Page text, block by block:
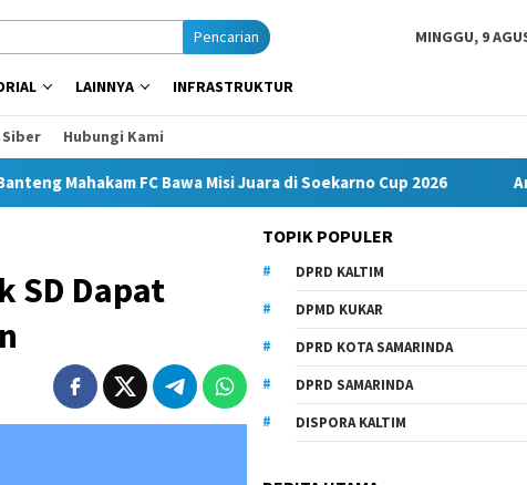
Pencarian MINGGU, 9
LAINNYA INFRASTRUKTUR
Hubungi Kami
FC Bawa Misi Juara di Soekarno Cup 2026 Andi Satya
SD Dapat
TOPIK POPULER
DPRD KALTIM
DPMD KUKAR
DPRD KOTA SAMARINDA
DPRD SAMARINDA
DISPORA KALTIM